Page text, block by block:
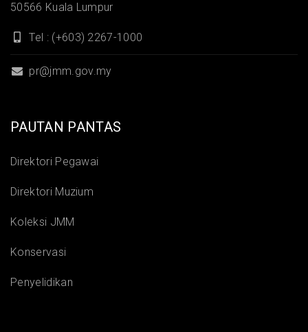
50566 Kuala Lumpur
Tel : (+603) 2267-1000
pr@jmm.gov.my
PAUTAN PANTAS
Direktori Pegawai
Direktori Muzium
Koleksi JMM
Konservasi
Penyelidikan